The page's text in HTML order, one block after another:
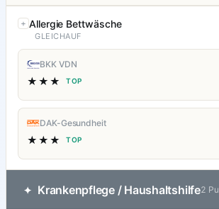
Allergie Bettwäsche
GLEICHAUF
BKK VDN
★★★ TOP
DAK-Gesundheit
★★★ TOP
✦ Krankenpflege / Haushaltshilfe2